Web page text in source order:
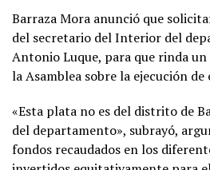
Barraza Mora anunció que
del secretario del Interior del
Antonio Luque, para que rinda
la Asamblea sobre la ejecución de
«Esta plata no es del distrito de
del departamento», subrayó,
fondos recaudados en los